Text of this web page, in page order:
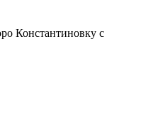
Константиновку с